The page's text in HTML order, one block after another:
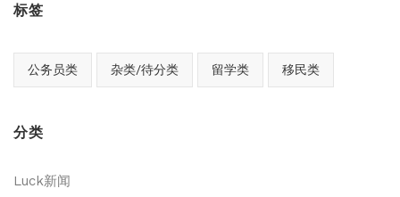
标签
公务员类 杂类/待分类 留学类 移民类
分类
Luck新闻